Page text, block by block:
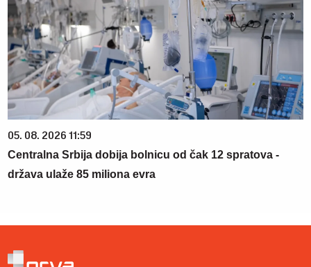
05. 08. 2026 11:59
Centralna Srbija dobija bolnicu od čak 12 spratova -
država ulaže 85 miliona evra